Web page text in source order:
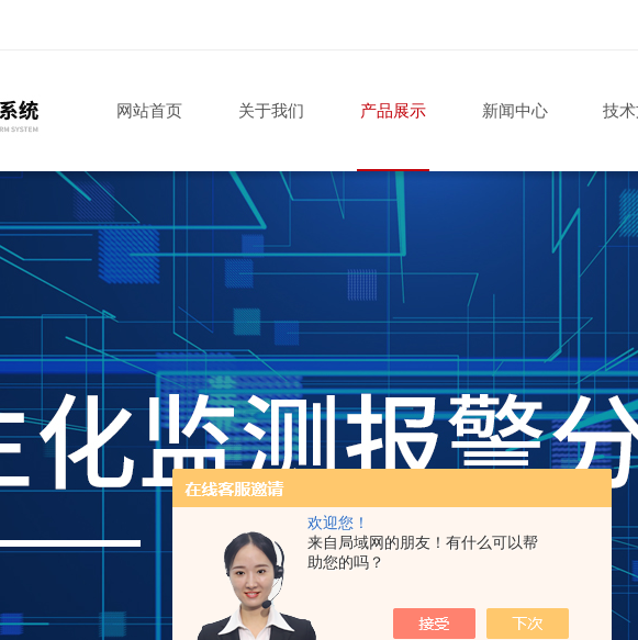
欢迎您！
来自局域网的朋友！有什么可以帮
助您的吗？
网站首页 关于我们 产品展示 新闻中心 技